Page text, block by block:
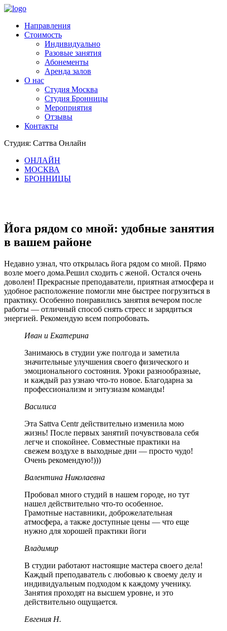
Направления
Стоимость
Индивидуально
Разовые занятия
Абонементы
Аренда залов
О нас
Студия Москва
Студия Бронницы
Мероприятия
Отзывы
Контакты
Студия: Саттва Онлайн
ОНЛАЙН
МОСКВА
БРОННИЦЫ
Йога рядом со мной: удобные занятия
в вашем районе
Недавно узнал, что открылась йога рядом со мной. Прямо
возле моего дома.Решил сходить с женой. Остался очень
доволен! Прекрасные преподаватели, приятная атмосфера и
удобное расположение помогли мне быстрее погрузиться в
практику. Особенно понравились занятия вечером после
работы — отличный способ снять стресс и зарядиться
энергией. Рекомендую всем попробовать.
Иван и Екатерина
Занимаюсь в студии уже полгода и заметила
значительные улучшения своего физического и
эмоционального состояния. Уроки разнообразные,
и каждый раз узнаю что-то новое. Благодарна за
профессионализм и энтузиазм команды!
Василиса
Эта Sattva Centr действительно изменила мою
жизнь! После первых занятий почувствовала себя
легче и спокойнее. Совместные практики на
свежем воздухе в выходные дни — просто чудо!
Очень рекомендую!)))
Валентина Николаевна
Пробовал много студий в нашем городе, но тут
нашел действительно что-то особенное.
Грамотные наставники, доброжелательная
атмосфера, а также доступные цены — что еще
нужно для хорошей практики йоги
Владимир
В студии работают настоящие мастера своего дела!
Каждый преподаватель с любовью к своему делу и
индивидуальным подходом к каждому ученику.
Занятия проходят на высшем уровне, и это
действительно ощущается.
Евгения Н.